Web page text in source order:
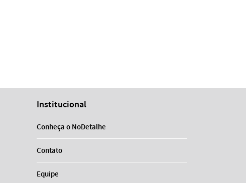
Institucional
Conheça o NoDetalhe
Contato
Equipe